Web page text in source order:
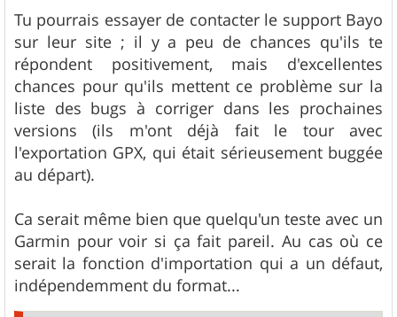
Tu pourrais essayer de contacter le support Bayo
sur leur site ; il y a peu de chances qu'ils te
répondent positivement, mais d'excellentes
chances pour qu'ils mettent ce problème sur la
liste des bugs à corriger dans les prochaines
versions (ils m'ont déjà fait le tour avec
l'exportation GPX, qui était sérieusement buggée
au départ).
Ca serait même bien que quelqu'un teste avec un
Garmin pour voir si ça fait pareil. Au cas où ce
serait la fonction d'importation qui a un défaut,
indépendemment du format...